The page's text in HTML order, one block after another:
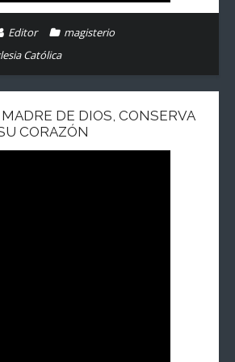
Editor
magisterio
Católica
DE DIOS, CONSERVA
CORAZÓN